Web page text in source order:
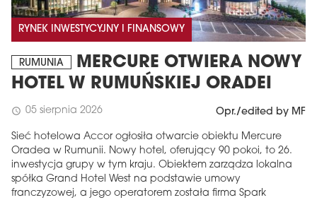
RYNEK INWESTYCYJNY I FINANSOWY
RUMUNIA
MERCURE OTWIERA NOWY
HOTEL W RUMUŃSKIEJ ORADEI
schedule 05 sierpnia 2026 Opr./edited by MF
Sieć hotelowa Accor ogłosiła otwarcie obiektu Mercure
Oradea w Rumunii. Nowy hotel, oferujący 90 pokoi, to 26.
inwestycja grupy w tym kraju. Obiektem zarządza lokalna
spółka Grand Hotel West na podstawie umowy
franczyzowej, a jego operatorem została firma Spark